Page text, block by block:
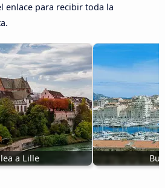
enlace para recibir toda la
a Lille